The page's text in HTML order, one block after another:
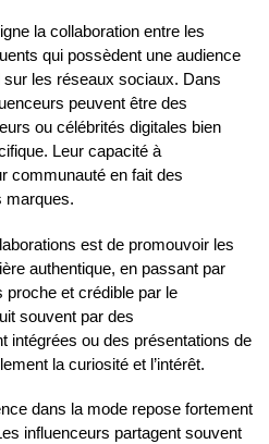
la collaboration entre les
qui possèdent une audience
les réseaux sociaux. Dans
peuvent être des
ou célébrités digitales bien
Leur capacité à
communauté en fait des
marques.
est de promouvoir les
authentique, en passant par
et crédible par le
souvent par des
intégrées ou des présentations de
la curiosité et l’intérêt.
dans la mode repose fortement
influenceurs partagent souvent